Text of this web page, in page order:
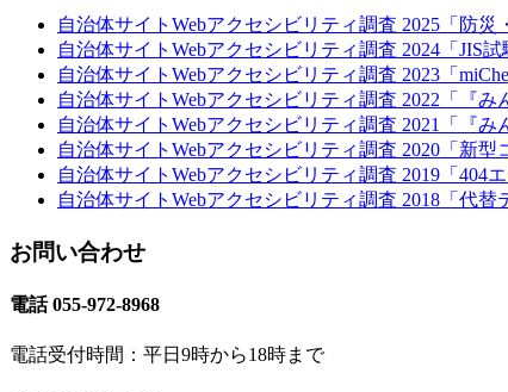
自治体サイトWebアクセシビリティ調査 2025「防災
自治体サイトWebアクセシビリティ調査 2024「JIS
自治体サイトWebアクセシビリティ調査 2023「
自治体サイトWebアクセシビリティ調査 2022「『
自治体サイトWebアクセシビリティ調査 2021「『
自治体サイトWebアクセシビリティ調査 2020「新型
自治体サイトWebアクセシビリティ調査 2019「404
自治体サイトWebアクセシビリティ調査 2018「代替
お問い合わせ
電話 055-972-8968
電話受付時間：平日9時から18時まで